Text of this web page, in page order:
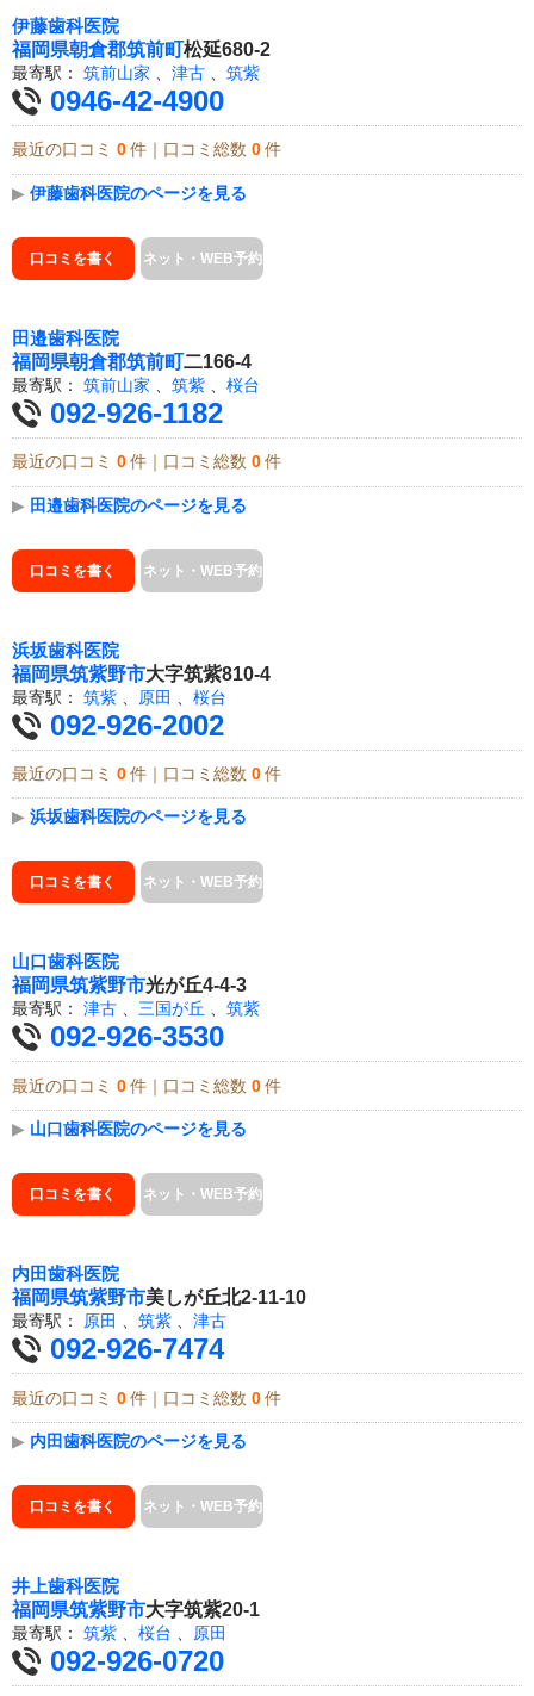
伊藤歯科医院
福岡県朝倉郡筑前町松延680-2
最寄駅： 筑前山家 津古 筑紫
0946-42-4900
最近の口コミ 0 件｜口コミ総数 0 件
▶ 伊藤歯科医院のページを見る
口コミを書く ネット・WEB予約
田邉歯科医院
福岡県朝倉郡筑前町二166-4
最寄駅： 筑前山家 筑紫 桜台
092-926-1182
最近の口コミ 0 件｜口コミ総数 0 件
▶ 田邉歯科医院のページを見る
口コミを書く ネット・WEB予約
浜坂歯科医院
福岡県筑紫野市大字筑紫810-4
最寄駅： 筑紫 原田 桜台
092-926-2002
最近の口コミ 0 件｜口コミ総数 0 件
▶ 浜坂歯科医院のページを見る
口コミを書く ネット・WEB予約
山口歯科医院
福岡県筑紫野市光が丘4-4-3
最寄駅： 津古 、 三国が丘 、 筑紫
092-926-3530
最近の口コミ 0 件｜口コミ総数 0 件
▶ 山口歯科医院のページを見る
口コミを書く ネット・WEB予約
内田歯科医院
福岡県筑紫野市美しが丘北2-11-10
最寄駅： 原田 筑紫 津古
092-926-7474
最近の口コミ 0 件｜口コミ総数 0 件
▶ 内田歯科医院のページを見る
口コミを書く ネット・WEB予約
井上歯科医院
福岡県筑紫野市大字筑紫20-1
最寄駅： 筑紫 桜台 原田
092-926-0720